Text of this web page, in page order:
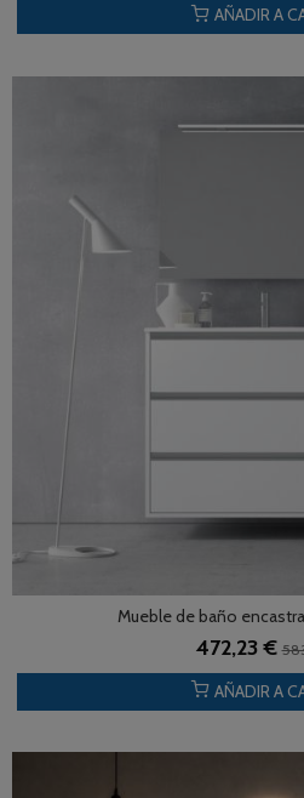
AÑADIR A
Mueble de baño
472,23 €
AÑADIR A